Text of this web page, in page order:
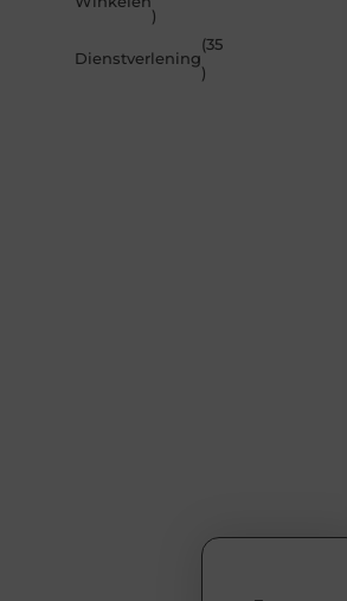
)
Dienstverlening
(35
)